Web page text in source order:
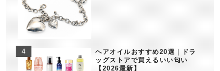
ヘアオイルおすすめ20選｜ドラ
ッグストアで買えるいい匂い
【2026最新】